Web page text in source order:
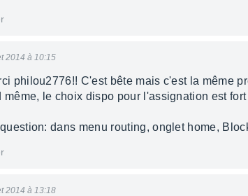
2014 à 10:15
philou2776!! C'est bête mais c'est la même
même, le choix dispo pour l'assignation est fort
dans menu routing, onglet home,
2014 à 13:18